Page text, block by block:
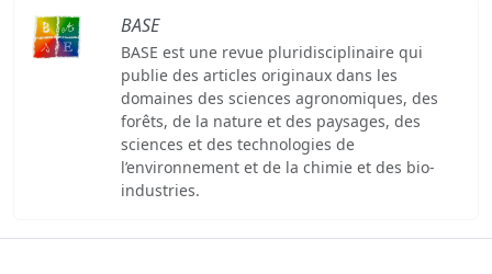
BASE
BASE est une revue pluridisciplinaire qui
publie des articles originaux dans les
domaines des sciences agronomiques, des
forêts, de la nature et des paysages, des
sciences et des technologies de
l’environnement et de la chimie et des bio-
industries.